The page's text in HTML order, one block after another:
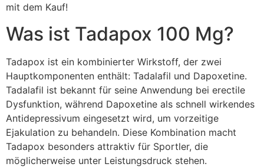
mit dem Kauf!
Was ist Tadapox 100 Mg?
Tadapox ist ein kombinierter Wirkstoff, der zwei
Hauptkomponenten enthält: Tadalafil und Dapoxetine.
Tadalafil ist bekannt für seine Anwendung bei erectile
Dysfunktion, während Dapoxetine als schnell wirkendes
Antidepressivum eingesetzt wird, um vorzeitige
Ejakulation zu behandeln. Diese Kombination macht
Tadapox besonders attraktiv für Sportler, die
möglicherweise unter Leistungsdruck stehen.